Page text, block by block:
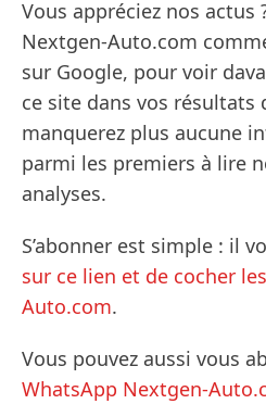
Vous appréciez nos actus
Nextgen-Auto.com
sur Google, pour voir
ce site dans vos résultats
manquerez plus aucune
parmi les premiers à lire
analyses.
S’abonner est simple : il
sur ce lien et de cocher
Auto.com.
Vous pouvez aussi vous
WhatsApp Nextgen-